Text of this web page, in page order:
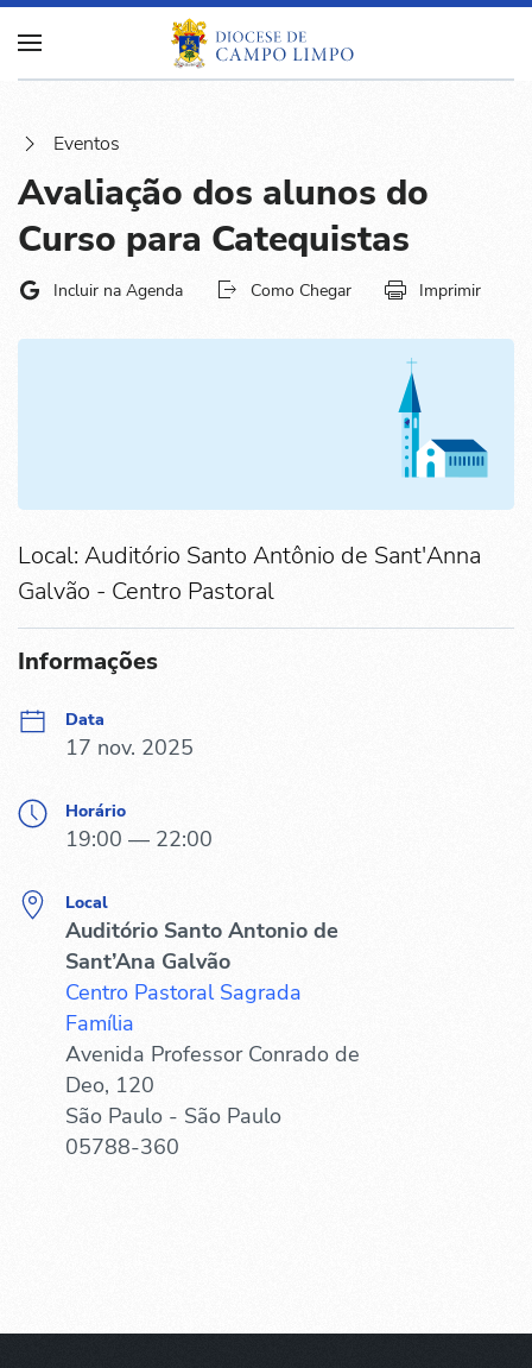
Eventos
Avaliação dos alunos do
Curso para Catequistas
Incluir na Agenda Como Chegar Imprimir
Local: Auditório Santo Antônio de Sant'Anna
Galvão - Centro Pastoral
Informações
Data
17 nov. 2025
Horário
19:00 — 22:00
Local
Auditório Santo Antonio de
Sant’Ana Galvão
Centro Pastoral Sagrada
Família
Avenida Professor Conrado de
Deo, 120
São Paulo - São Paulo
05788-360